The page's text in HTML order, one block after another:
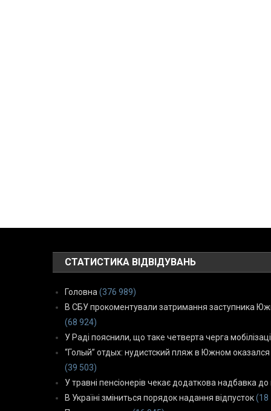
СТАТИСТИКА ВІДВІДУВАНЬ
Головна (376 989)
В СБУ прокоментували затримання заступника
(68 924)
У Раді пояснили, що таке четверта черга
“Голый” отдых: нудистский пляж в Южном
(39 503)
У травні пенсіонерів чекає додаткова надбавка до
В Україні зміниться порядок надання відпусток (18